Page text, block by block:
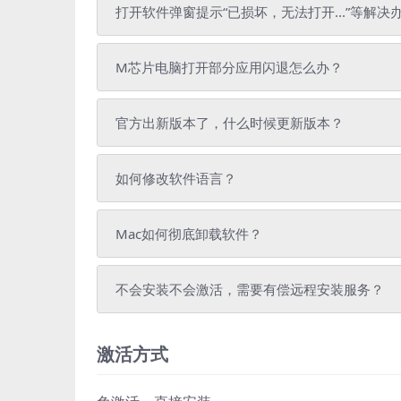
打开软件弹窗提示“已损坏，无法打开...”等解决
M芯片电脑打开部分应用闪退怎么办？
官方出新版本了，什么时候更新版本？
如何修改软件语言？
Mac如何彻底卸载软件？
不会安装不会激活，需要有偿远程安装服务？
激活方式